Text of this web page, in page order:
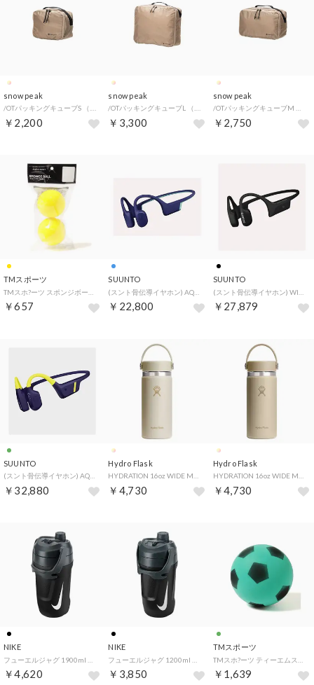
snow peak
￥2,200
snow peak
￥3,300
snow peak
￥2,750
TMスポーツ
￥657
SUUNTO
￥22,800
SUUNTO
￥27,879
SUUNTO
￥32,880
Hydro Flask
￥4,730
Hydro Flask
￥4,730
NIKE
￥4,620
NIKE
￥3,850
TMスポーツ
￥1,639